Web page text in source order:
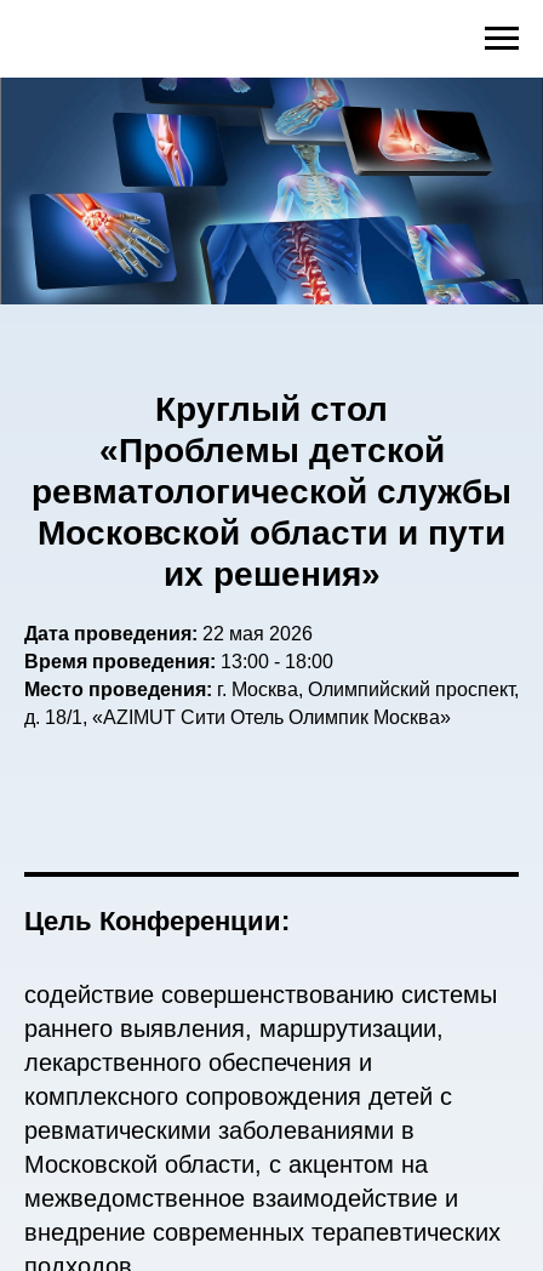
Круглый стол
«Проблемы детской
ревматологической службы
Московской области и пути
их решения»
Дата проведения: 22 мая 2026
Время проведения: 13:00 - 18:00
Место проведения: г. Москва, Олимпийский проспект,
д. 18/1, «AZIMUT Сити Отель Олимпик Москва»
Цель Конференции:
содействие совершенствованию системы
раннего выявления, маршрутизации,
лекарственного обеспечения и
комплексного сопровождения детей с
ревматическими заболеваниями в
Московской области, с акцентом на
межведомственное взаимодействие и
внедрение современных терапевтических